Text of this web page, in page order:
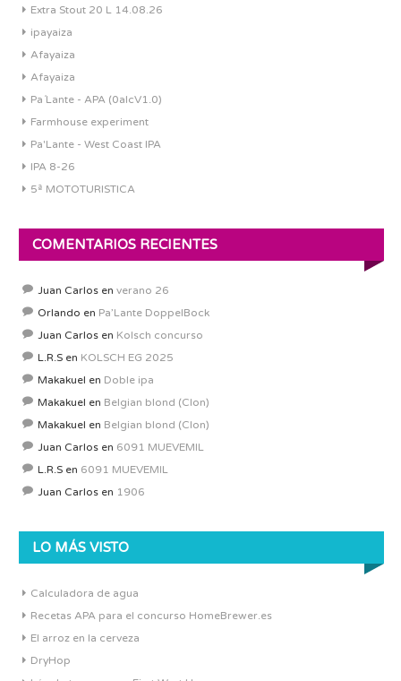
Extra Stout 20 L 14.08.26
ipayaiza
Afayaiza
Afayaiza
Pa´Lante - APA (0alcV1.0)
Farmhouse experiment
Pa'Lante - West Coast IPA
IPA 8-26
5ª MOTOTURISTICA
COMENTARIOS RECIENTES
Juan Carlos en verano 26
Orlando en Pa’Lante DoppelBock
Juan Carlos en Kolsch concurso
L.R.S en KOLSCH EG 2025
Makakuel en Doble ipa
Makakuel en Belgian blond (Clon)
Makakuel en Belgian blond (Clon)
Juan Carlos en 6091 MUEVEMIL
L.R.S en 6091 MUEVEMIL
Juan Carlos en 1906
LO MÁS VISTO
Calculadora de agua
Recetas APA para el concurso HomeBrewer.es
El arroz en la cerveza
DryHop